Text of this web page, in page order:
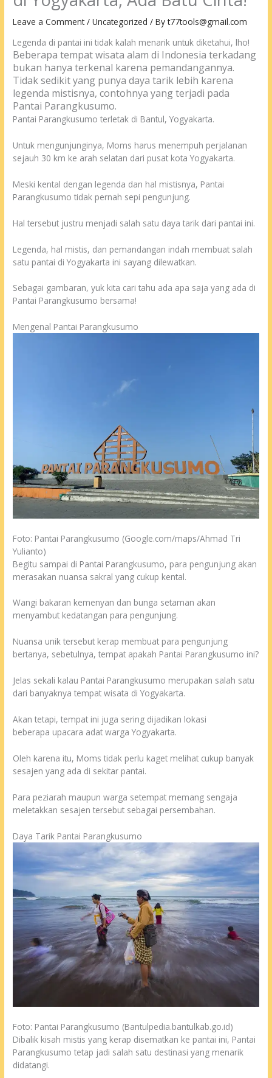
Leave a Comment /Uncategorized / Byt77tools@gmail.com
Legenda di pantai ini tidak kalah menarik untuk diketahui, lho!
Beberapa tempat wisata alam di Indonesia terkadang
bukan hanya terkenal karena pemandangannya.
Tidak sedikit yang punya daya tarik lebih karena
legenda mistisnya, contohnya yang terjadi pada
Pantai Parangkusumo.
Pantai Parangkusumo terletak di Bantul, Yogyakarta.
Untuk mengunjunginya, Moms harus menempuh perjalanan
sejauh 30 km ke arah selatan dari pusat kota Yogyakarta.
Meski kental dengan legenda dan hal mistisnya, Pantai
Parangkusumo tidak pernah sepi pengunjung.
Hal tersebut justru menjadi salah satu daya tarik dari pantai ini.
Legenda, hal mistis, dan pemandangan indah membuat salah
satu pantai di Yogyakarta ini sayang dilewatkan.
Sebagai gambaran, yuk kita cari tahu ada apa saja yang ada di
Pantai Parangkusumo bersama!
Mengenal Pantai Parangkusumo
Foto: Pantai Parangkusumo (Google.com/maps/Ahmad Tri
Yulianto)
Begitu sampai di Pantai Parangkusumo, para pengunjung akan
merasakan nuansa sakral yang cukup kental.
Wangi bakaran kemenyan dan bunga setaman akan
menyambut kedatangan para pengunjung.
Nuansa unik tersebut kerap membuat para pengunjung
bertanya, sebetulnya, tempat apakah Pantai Parangkusumo ini?
Jelas sekali kalau Pantai Parangkusumo merupakan salah satu
dari banyaknya tempat wisata di Yogyakarta.
Akan tetapi, tempat ini juga sering dijadikan lokasi
beberapa upacara adat warga Yogyakarta.
Oleh karena itu, Moms tidak perlu kaget melihat cukup banyak
sesajen yang ada di sekitar pantai.
Para peziarah maupun warga setempat memang sengaja
meletakkan sesajen tersebut sebagai persembahan.
Daya Tarik Pantai Parangkusumo
Foto: Pantai Parangkusumo (Bantulpedia.bantulkab.go.id)
Dibalik kisah mistis yang kerap disematkan ke pantai ini, Pantai
Parangkusumo tetap jadi salah satu destinasi yang menarik
didatangi.